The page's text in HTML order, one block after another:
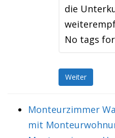
die
No tags
Weiter
Monteurzimmer
mit